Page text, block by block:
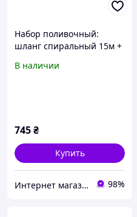
Набор поливочный:
шланг спиральный 15м +
ми режимный GRAD
В наличии
745₴
Купить
Интернет магазин Scotch-Rubin 98%